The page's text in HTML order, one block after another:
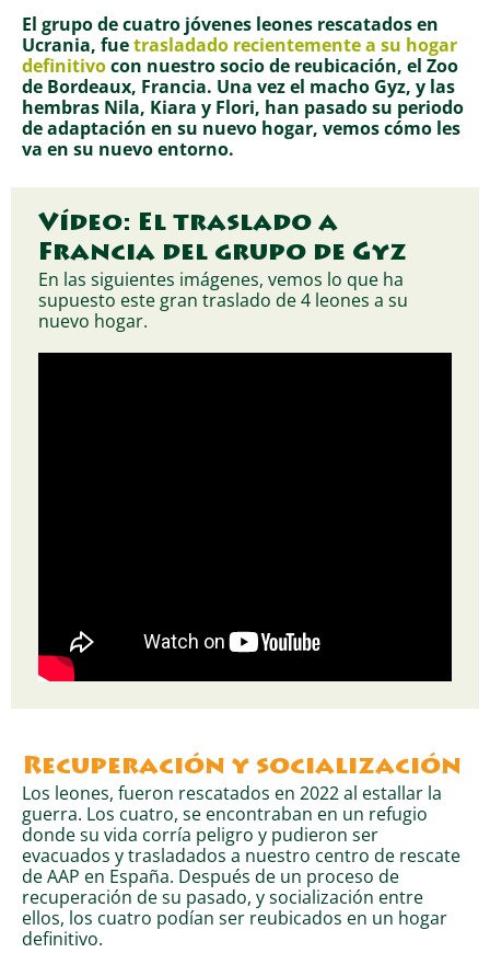
El grupo de cuatro jóvenes leones rescatados en
Ucrania, fuetrasladado recientemente a su hogar
definitivocon nuestro socio de reubicación, el Zoo
de Bordeaux, Francia. Una vez el macho Gyz, y las
hembras Nila, Kiara y Flori, han pasado su periodo
de adaptación en su nuevo hogar, vemos cómo les
va en su nuevo entorno.
Vídeo: El traslado a
Francia del grupo de Gyz
En las siguientes imágenes, vemos lo que ha
supuesto este gran traslado de 4 leones a su
nuevo hogar.
Recuperación y socialización
Los leones, fueron rescatados en 2022 al estallar la
guerra. Los cuatro, se encontraban en un refugio
donde su vida corría peligro y pudieron ser
evacuados y trasladados a nuestro centro de rescate
de AAP en España. Después de un proceso de
recuperación de su pasado, y socialización entre
ellos, los cuatro podían ser reubicados en un hogar
definitivo.